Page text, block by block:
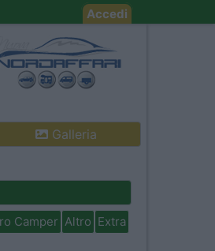
Accedi
Galleria
Camper Altro Extra